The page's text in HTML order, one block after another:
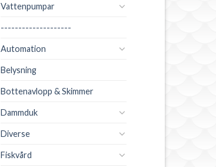
Vattenpumpar
--------------------
Automation
Belysning
Bottenavlopp & Skimmer
Dammduk
Diverse
Fiskvård